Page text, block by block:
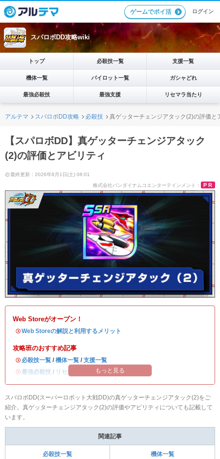
ゲームでポイ活 ログイン
スパロボDD攻略wiki
トップ 必殺技一覧 支援一覧
機体一覧 パイロット一覧 ガシャどれ
最強必殺技 最強支援 リセマラ当たり
アルテマ スパロボDD攻略 必殺技 真ゲッターチェンジアタック(2)の評価と
【スパロボDD】真ゲッターチェンジアタック
(2)の評価とアビリティ
最終更新：2026年8月1日(土) 08:01
PR
Web Storeがオープン！
・Web Storeの解説と利用するメリット
攻略班のおすすめ記事
・ 必殺技一覧 / 機体一覧 / 支援一覧
・最強必殺技 / リセマラ当たりランキング
もっと見る
スパロボDD(スーパーロボット大戦DD)の真ゲッターチェンジアタック(2)をご
紹介。真ゲッターチェンジアタック(2)の評価やアビリティについても記載して
います。
関連記事
必殺技一覧 機体一覧